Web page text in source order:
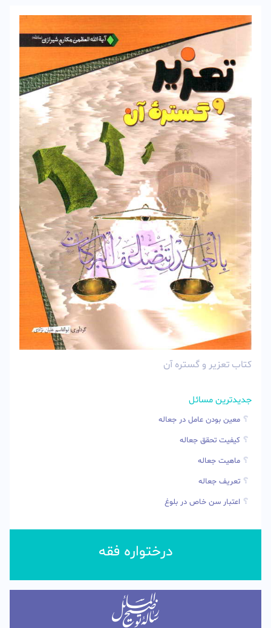
کتاب تعزیر و گستره آن
جدیدترین مسائل
معین بودن عامل در جعاله
کیفیت تحقق جعاله
ماهیت جعاله
تعریف جعاله
اعتبار سن خاص در بلوغ
درختواره فقه